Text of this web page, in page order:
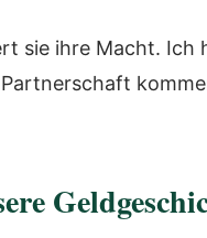
sie ihre Macht. Ich